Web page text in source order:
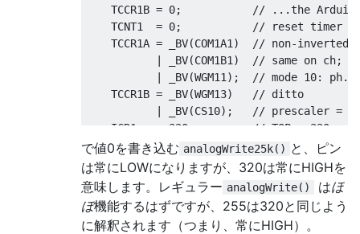
    TCCR1B
= 0;
// ...the
    TCNT1
= 0;
// reset timer
    TCCR1A
= _BV(COM1A1 )
// non-inverted
|
_BV(COM1B1 )
// same on ch; B
|
_BV(WGM11 );
// mode 10: ph.
    TCCR1B
= _BV(WGM13)
// ditto
|
_BV(CS10);
// prescaler = 1
    ICR1
320 // TOP = 320
// Set the PWM pins as output.
    pinMode
9 , OUTPUT
);
    pinMode
(10 , OUTPUT );
}
で値0を書き込む analogWrite25k() と、ピン
は常にLOWになりますが、320は常にHIGHを
意味します。レギュラー analogWrite() はほ
ぼ機能するはずですが、255は320と同じよう
に解釈されます（つまり、常にHIGH）。